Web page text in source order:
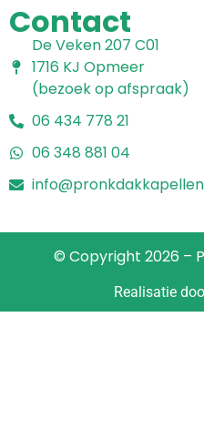
Contact
De Veken 207 C01
1716 KJ Opmeer
(bezoek op afspraak)
06 434 778 21
06 348 881 04
© Copyright 2026 –
Realisatie